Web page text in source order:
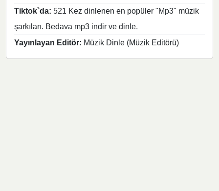
Tiktok`da: 521 Kez dinlenen en popüler "Mp3" müzik
şarkıları. Bedava mp3 indir ve dinle.
Yayınlayan Editör: Müzik Dinle (Müzik Editörü)